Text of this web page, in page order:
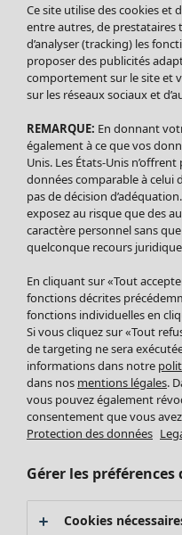
Soldes Vêtements
Tous les vêtements
Robes
Tuniques
Blouses
Tops
Gilets
Pantalon
Jupes
Leggings et collants
Accessoires
Chaussures
Vêtements de bain
Basics
Soldes Mobilier
Bonnes affaires déco
Décoration
Textiles
Tapis
Éponge
Ce site utilise des cookies et
entre autres, de
d’analyser (tracking) les
proposer des publicités
comportement sur le site et
sur les réseaux sociaux et
REMARQUE: En donnant
également à ce que vos
Unis. Les États-Unis
données comparable à celui
pas de décision
exposez au risque que des
caractère personnel sans
quelconque recours
En cliquant sur «Tout
fonctions décrites
fonctions individuelles en
Si vous cliquez sur «Tout
de targeting ne sera
informations dans notre
dans nos mentions légales.
vous pouvez également
consentement que vous
Protection des données
Gérer les
Cookies